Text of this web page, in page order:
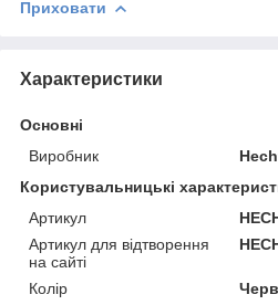
Приховати
Характеристики
Основні
Виробник
Користувальницькі
Артикул
Артикул для відтворення
на сайті
Колір